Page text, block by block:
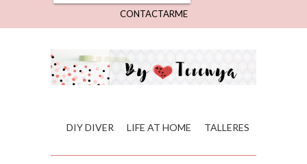
CONTACTARME
DIY DIVER LIFE AT HOME TALLERES